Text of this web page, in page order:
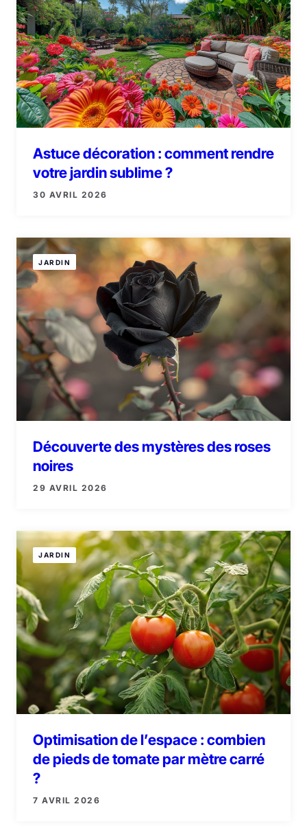
Astuce décoration : comment rendre
votre jardin sublime ?
30 AVRIL 2026
JARDIN
Découverte des mystères des roses
noires
29 AVRIL 2026
JARDIN
Optimisation de l’espace : combien
de pieds de tomate par mètre carré
?
7 AVRIL 2026